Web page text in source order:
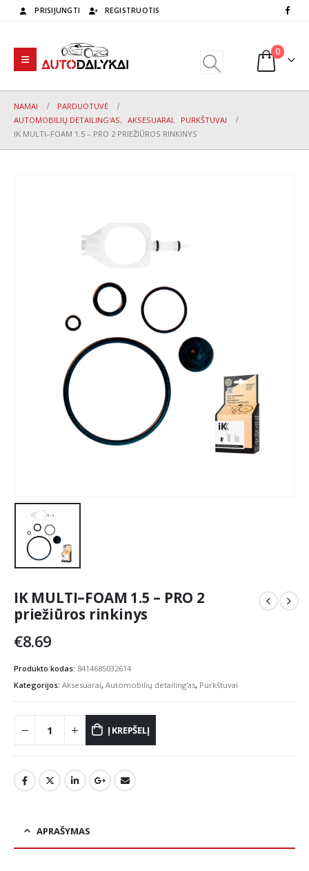
PRISIJUNGTI REGISTRUOTIS
0
NAMAI
PARDUOTUVĖ
AUTOMOBILIŲ DETAILING'AS, AKSESUARAI,
PURKŠTUVAI
IK MULTI–FOAM 1.5 – PRO 2 PRIEŽIŪROS RINKINYS
IK MULTI–FOAM 1.5 – PRO 2
priežiūros rinkinys
€8.69
Produkto kodas: 8414685032614
Kategorijos: Aksesuarai, Automobilių detailing'as, Purkštuvai
Į KREPŠELĮ
APRAŠYMAS